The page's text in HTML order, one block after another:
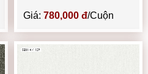
Giá: 780,000 đ/Cuộn